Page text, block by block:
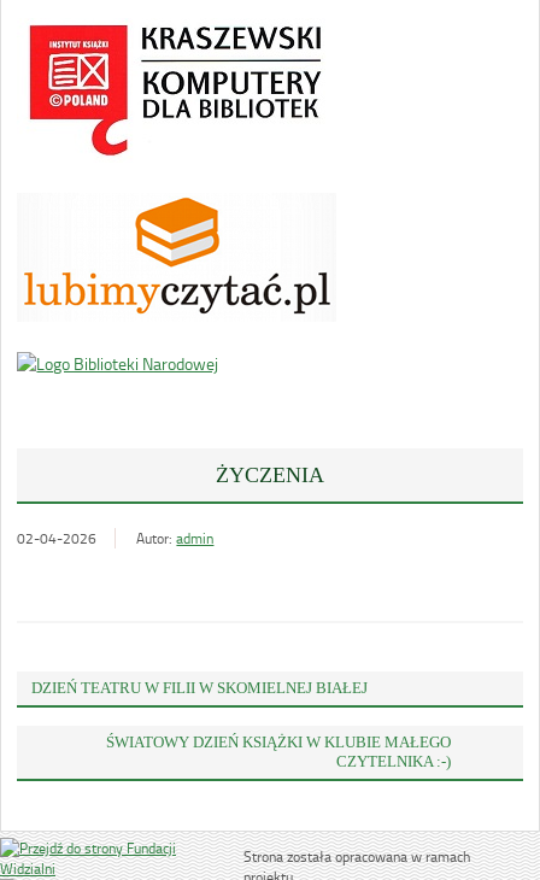
ŻYCZENIA
02-04-2026 Autor:admin
DZIEŃ TEATRU W FILII W SKOMIELNEJ BIAŁEJ
ŚWIATOWY DZIEŃ KSIĄŻKI W KLUBIE MAŁEGO
CZYTELNIKA :-)
Strona została opracowana w ramach